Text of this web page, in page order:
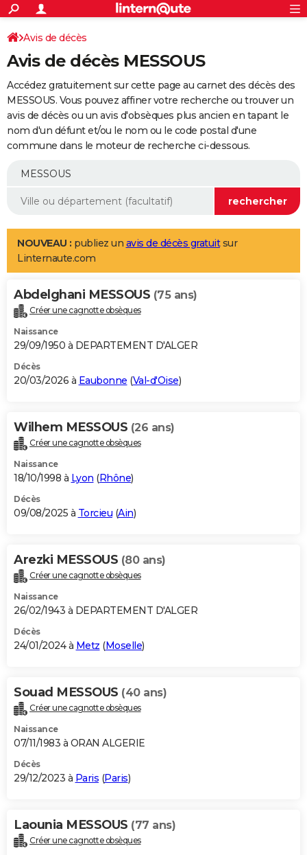
ACTUALITÉS
Politique
Société
Faits Divers
Education
Monde
Villes
+
SPORT
Coupe du monde 2026
Football
Tennis
Cyclisme
Rugby
Forum
Programme TV
TNT
Streaming
Cinéma
Sorties cinéma
Musique
+
FINANCE
Retraite
Epargne
Immobilier
Risques naturels par ville
Banque
Assurance
AUTO
Essais
Réserver un essai
Citadines
Berlines
SUV
Forum auto
+
Mobiles
Meilleur smartphone
Internet
Ordinateurs
Jeux vidéo
Guide high-tech
Aménagement intérieur
LIFESTYLE
Art de vivre
Bien-être
Loisirs
Mode
Modes de vie
Alimentation
Guide de la santé
Maladies
Médicaments
Sommeil
VOYAGE
Destinations
City break
Voyage nature
Voyage de noces
Forum
Climat
+PHOTO
GUIDES D'ACHAT
BONS PLANS
Carte de Noël
Carte Bonne année
Carte Saint-Valentin
Carte Pâques
Carte d'anniversaire
DICTIONNAIRE
Dictionnaire
Biographies
Citations
Expressions
Proverbes
PROGRAMME TV
S'inscrire
Se connecter
Lycées
Collèges
Primaires
Universités
Entreprises
Service militaire
Avis de recherche
AVIS DE DÉCÈS
Bricolage
Lifestyle
Culture
Sport
Auto
Television
Voyage
Cinema
Avis de décès
Avis de décès MESSOUS
Accédez gratuitement sur cette page au carnet des décès des
MESSOUS. Vous pouvez affiner votre recherche ou trouver un
avis de décès ou un avis d'obsèques plus ancien en tapant le
nom d'un défunt et/ou le nom ou le code postal d'une
commune dans le moteur de recherche ci-dessous.
NOUVEAU : publiez un avis de décès gratuitsur
Linternaute.com
Abdelghani MESSOUS (75 ans)
Créer une cagnotte obsèques
Naissance
29/09/1950 à DEPARTEMENT D'ALGER
Décès
20/03/2026 à Eaubonne (Val-d'Oise)
Wilhem MESSOUS (26 ans)
Créer une cagnotte obsèques
Naissance
18/10/1998 à Lyon (Rhône)
Décès
09/08/2025 à Torcieu (Ain)
Arezki MESSOUS (80 ans)
Créer une cagnotte obsèques
Naissance
26/02/1943 à DEPARTEMENT D'ALGER
Décès
24/01/2024 à Metz (Moselle)
Souad MESSOUS (40 ans)
Créer une cagnotte obsèques
Naissance
07/11/1983 à ORAN ALGERIE
Décès
29/12/2023 à Paris (Paris)
Laounia MESSOUS (77 ans)
Créer une cagnotte obsèques